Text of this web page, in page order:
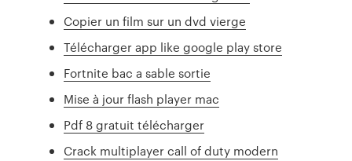
Copier un film sur un dvd vierge
Télécharger app like google play store
Fortnite bac a sable sortie
Mise à jour flash player mac
Pdf 8 gratuit télécharger
Crack multiplayer call of duty modern